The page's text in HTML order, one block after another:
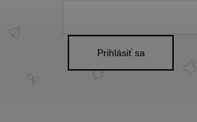
Prihlásiť sa